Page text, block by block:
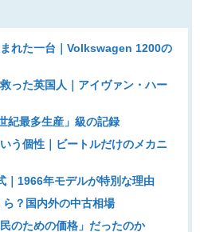
れた一台｜Volkswagen 1200の
った英国人｜アイヴァン・ハー
紀最多生産」級の記録
う個性｜ビートルだけのメカニ
｜1966年モデルが特別な理由
？国内外の中古相場
のための価格」だったのか